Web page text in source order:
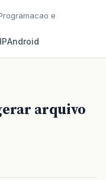
e
Android
arquivo